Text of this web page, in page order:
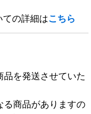
の詳細はこちら
を発送させていた
る商品がありますの